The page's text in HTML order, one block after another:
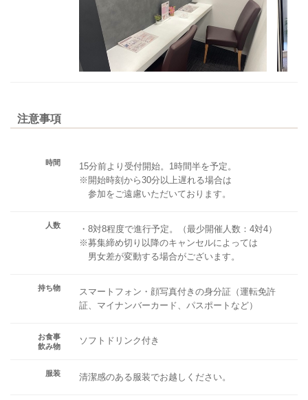
注意事項
時間
15分前より受付開始。1時間半を予定。
※開始時刻から30分以上遅れる場合は
参加をご遠慮いただいております。
人数
・8対8程度で進行予定。（最少開催人数：4対4）
※募集締め切り以降のキャンセルによっては
男女差が変動する場合がございます。
持ち物
スマートフォン・顔写真付きの身分証（運転免許
証、マイナンバーカード、パスポートなど）
お食事
飲み物
ソフトドリンク付き
服装 清潔感のある服装でお越しください。